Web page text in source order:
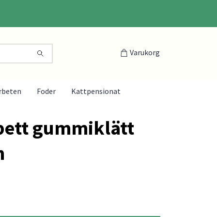
Varukorg
Foder Kattpensionat
gummiklätt